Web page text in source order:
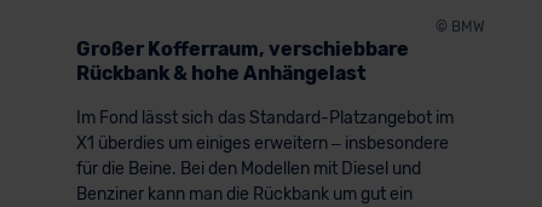
© BMW
Großer Kofferraum, verschiebbare
Rückbank & hohe Anhängelast
Im Fond lässt sich das Standard-Platzangebot im
X1 überdies um einiges erweitern – insbesondere
für die Beine. Bei den Modellen mit Diesel und
Benziner kann man die Rückbank um gut ein